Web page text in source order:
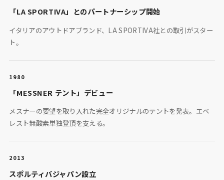
「LA SPORTIVA」とのパートナーシップ開始
イタリアのアウトドアブランド、LA SPORTIVA社との取引がスター
ト。
1980
「MESSNER テント」デビュー
メスナーの要望を取り入れた完全オリジナルのテントを発表。エベ
レスト無酸素単独登頂を支える。
2013
スポルティバジャパン設立